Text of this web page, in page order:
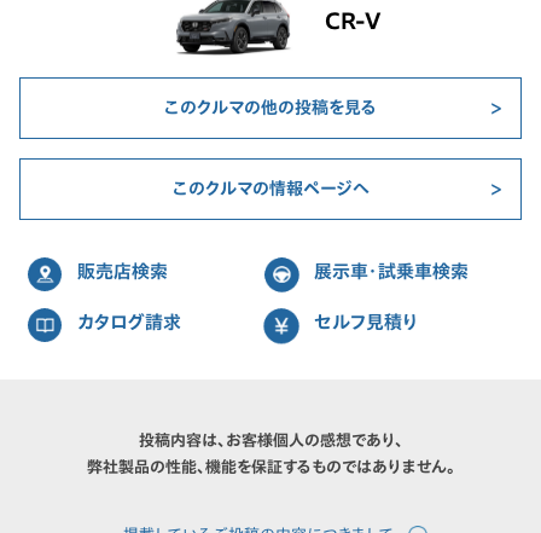
CR-V
このクルマの他の投稿を見る
このクルマの情報ページへ
販売店検索 展示車・試乗車検索
カタログ請求 セルフ見積り
投稿内容は、お客様個人の感想であり、
弊社製品の性能、機能を保証するものではありません。